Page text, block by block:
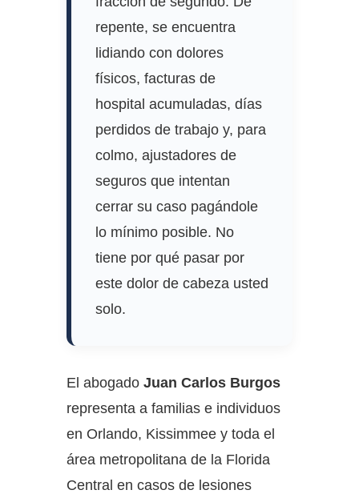
repente, se encuentra
lidiando con dolores
físicos, facturas de
hospital acumuladas, días
perdidos de trabajo y, para
colmo, ajustadores de
seguros que intentan
cerrar su caso pagándole
lo mínimo posible. No
tiene por qué pasar por
este dolor de cabeza usted
solo.
El abogado Juan Carlos Burgos
representa a familias e individuos
en Orlando, Kissimmee y toda el
área metropolitana de la Florida
Central en casos de lesiones